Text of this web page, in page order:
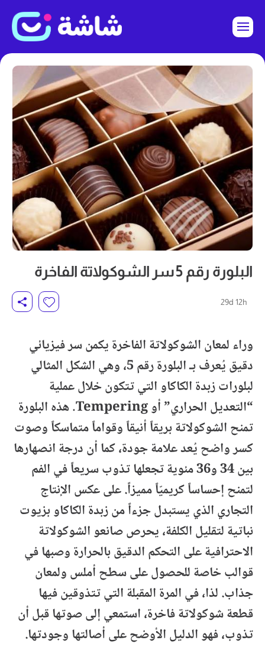
البلورة رقم 5 سر الشوكولاتة الفاخرة
29d 12h
وراء لمعان الشوكولاتة الفاخرة يكمن سر فيزيائي
دقيق يُعرف بـ البلورة رقم 5، وهي الشكل المثالي
لبلورات زبدة الكاكاو التي تتكون خلال عملية
“التعديل الحراري” أو Tempering. هذه البلورة
تمنح الشوكولاتة بريقاً أنيقاً وقواماً متماسكاً وصوت
كسر واضح يُعد علامة جودة، كما أن درجة انصهارها
بين 34 و36 مئوية تجعلها تذوب سريعاً في الفم
لتمنح إحساساً كريميّاً مميزاً. على عكس الإنتاج
التجاري الذي يستبدل جزءاً من زبدة الكاكاو بزيوت
نباتية لتقليل الكلفة، يحرص صانعو الشوكولاتة
الاحترافية على التحكم الدقيق بالحرارة وصبها في
قوالب خاصة للحصول على سطح أملس ولمعان
جذاب. لذا، في المرة المقبلة التي تتذوقين فيها
قطعة شوكولاتة فاخرة، استمعي إلى صوتها قبل أن
تذوب، فهو الدليل الأوضح على أصالتها وجودتها.